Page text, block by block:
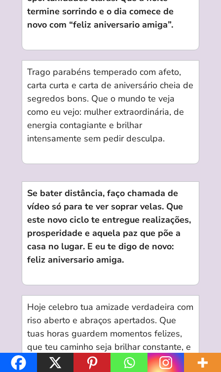
termine sorrindo e o dia comece de
novo com “feliz aniversario amiga”.
Trago parabéns temperado com afeto,
carta curta e carta de aniversário cheia de
segredos bons. Que o mundo te veja
como eu vejo: mulher extraordinária, de
energia contagiante e brilhar
intensamente sem pedir desculpa.
Se bater distância, faço chamada de
vídeo só para te ver soprar velas. Que
este novo ciclo te entregue realizações,
prosperidade e aquela paz que põe a
casa no lugar. E eu te digo de novo:
feliz aniversario amiga.
Hoje celebro tua amizade verdadeira com
riso aberto e abraços apertados. Que
tuas horas guardem momentos felizes,
que teu caminho seja brilhar constante, e
que cada passo sussurre: você é amada